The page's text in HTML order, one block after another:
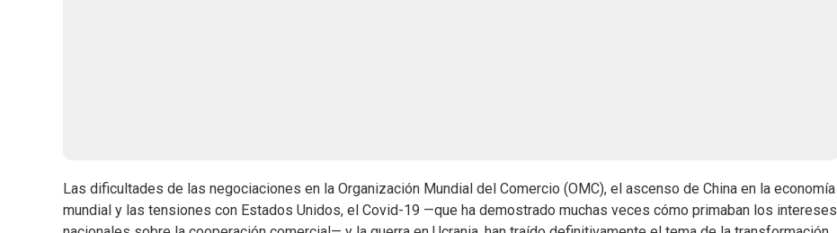
Las dificultades de las negociaciones en la Organización Mundial del Comercio (OMC), el ascenso de China en la economía
mundial y las tensiones con Estados Unidos, el Covid-19 —que ha demostrado muchas veces cómo primaban los intereses